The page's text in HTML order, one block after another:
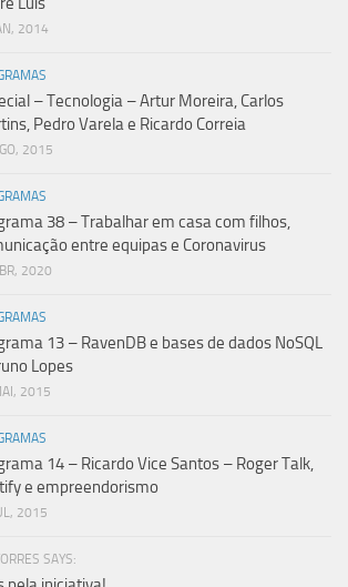
2014
– Tecnologia – Artur Moreira, Carlos
Pedro Varela e Ricardo Correia
2015
38 – Trabalhar em casa com filhos,
entre equipas e Coronavirus
2020
13 – RavenDB e bases de dados NoSQL
Lopes
2015
14 – Ricardo Vice Santos – Roger Talk,
e empreendorismo
2015
SAYS: